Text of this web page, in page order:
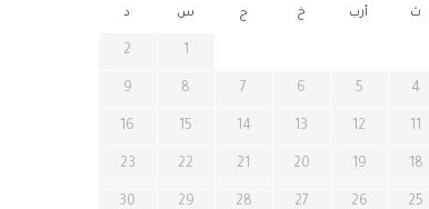
ث أرب خ ج س د
1
2
4
5
6
7
8
9
11
12
13
14
15
16
18
19
20
21
22
23
25
26
27
28
29
30